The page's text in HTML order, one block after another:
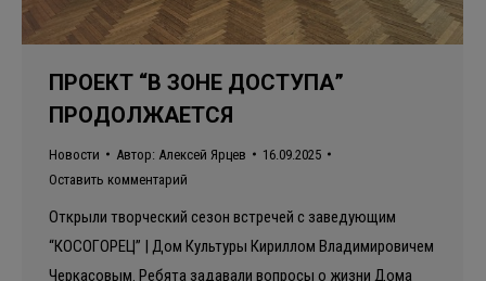
ПРОЕКТ “В ЗОНЕ ДОСТУПА”
ПРОДОЛЖАЕТСЯ
Новости Автор: Алексей Ярцев
16.09.2025
Оставить комментарий
Открыли творческий сезон встречей с заведующим
“КОСОГОРЕЦ” | Дом Культуры Кириллом Владимировичем
Черкасовым. Ребята задавали вопросы о жизни Дома